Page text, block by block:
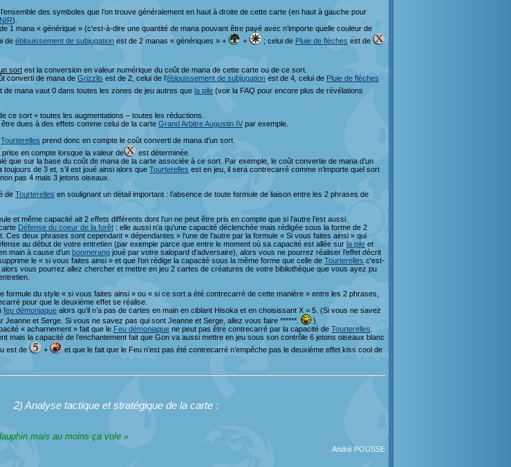
des symboles que l’on trouve généralement en haut à droite de cette carte (en haut à gauche pour
).
1 mana « générique » (c'est-à-dire une quantité de mana pouvant être payé avec n’importe quelle couleur de
de éblouissement de subjugation est de 2 manas « génériques » + + ; celui de Pluie de flèches est de
sort est la conversion en valeur numérique du coût de mana de cette carte ou de ce sort.
converti de mana de Grizzlis est de 2, celui de l’éblouissement de subjugation est de 4, celui de Pluie de flèches
de mana vaut 0 dans toutes les zones de jeu autres que la pile (voir la FAQ pour encore plus de révélations
ce sort + toutes les augmentations – toutes les réductions.
dues à des effets comme celui de la carte Grand Arbitre Augustin IV par exemple.
Tourterelles prend donc en compte le coût converti de mana d’un sort.
en compte lorsque la valeur de
est déterminée.
que sur la base du coût de mana de la carte associée à ce sort. Par exemple, le coût convertie de mana d’un
de 3 et, s’il est joué ainsi alors que Tourterelles est en jeu, il sera contrecarré comme n’importe quel sort
pas 4 mais 3 jetons oiseaux.
de Tourterelles en soulignant un détail important : l’absence de toute formule de liaison entre les 2 phrases de
et même capacité ait 2 effets différents dont l’un ne peut être pris en compte que si l’autre l’est aussi.
Défense du coeur de la forêt : elle aussi n’a qu’une capacité déclenchée mais rédigée sous la forme de 2
deux phrases sont cependant « dépendantes » l’une de l’autre par la formule « Si vous faites ainsi » qui
au début de votre entretien (par exemple parce que entre le moment où sa capacité est allée sur la pile et
main à cause d’un boomerang joué par votre salopard d'adversaire), alors vous ne pourrez réaliser l’effet décrit
le « si vous faites ainsi » et que l’on rédige la capacité sous la même forme que celle de Tourterelles c'est-
vous pourrez allez chercher et mettre en jeu 2 cartes de créatures de votre bibliothèque que vous ayez pu
formule du style « si vous faites ainsi » ou « si ce sort a été contrecarré de cette manière » entre les 2 phrases,
pour que le deuxième effet se réalise.
feu démoniaque alors qu’il n’a pas de cartes en main en ciblant Hisoka et en choisissant X = 5. (Si vous ne savez
et Serge. Si vous ne savez pas qui sont Jeanne et Serge, allez vous faire ******.
).
« acharnement » fait que le Feu démoniaque ne peut pas être contrecarré par la capacité de Tourterelles
mais la capacité de l’enchantement fait que Gon va aussi mettre en jeu sous son contrôle 6 jetons oiseaux blanc
est de
+
et que le fait que le Feu n’est pas été contrecarré n’empêche pas le deuxième effet kiss cool de
2) Analyse tactique et stratégique de la carte :
mais au moins ça vole »
André POUSSE